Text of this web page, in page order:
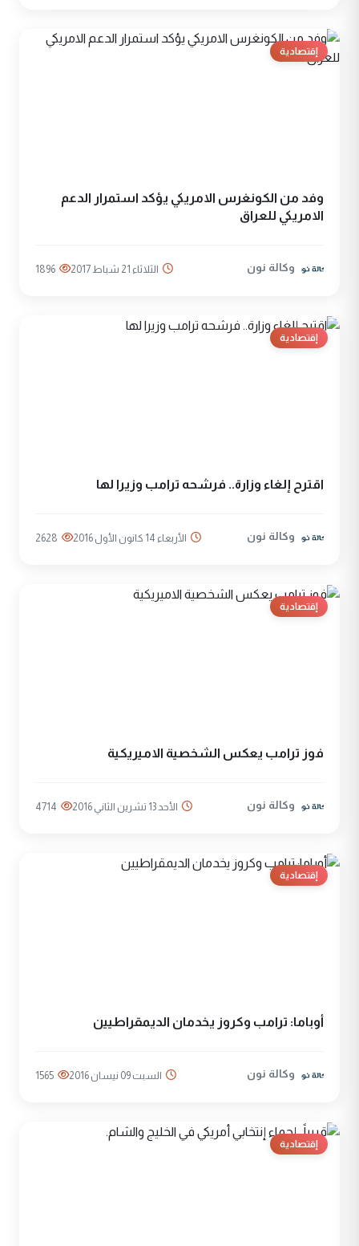
إقتصادية
وفد من الكونغرس الامريكي يؤكد استمرار الدعم
الامريكي للعراق
وكالة نون الثلاثاء 21 شباط 2017 1896
إقتصادية
اقترح إلغاء وزارة.. فرشحه ترامب وزيرا لها
وكالة نون الأربعاء 14 كانون الأول 2016 2628
إقتصادية
فوز ترامب يعكس الشخصية الاميريكية
وكالة نون الأحد 13 تشرين الثاني 2016 4714
إقتصادية
أوباما: ترامب وكروز يخدمان الديمقراطيين
وكالة نون السبت 09 نيسان 2016 1565
إقتصادية